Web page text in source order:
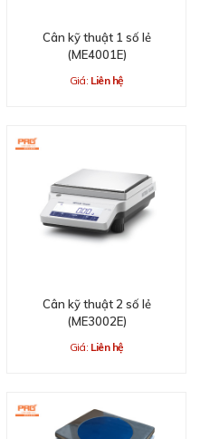
Cân kỹ thuật 1 số lẻ
(ME4001E)
Giá: Liên hệ
Cân kỹ thuật 2 số lẻ
(ME3002E)
Giá: Liên hệ